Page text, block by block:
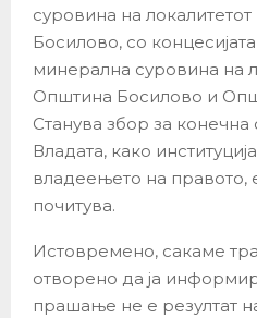
суровина на
Босилово, со
минерална суровина на
Општина Босилово и
Станува збор за конечна
Владата, како
владеењето на правото,
почитува.
Истовремено, сакаме
отворено да ја
прашање не е резултат